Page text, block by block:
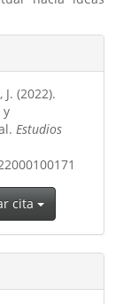
(2022).
y
Estudios
cita